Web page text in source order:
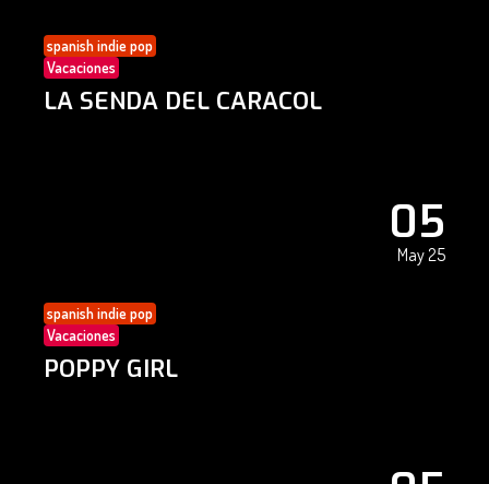
spanish indie pop
Vacaciones
LA SENDA DEL CARACOL
05
May 25
spanish indie pop
Vacaciones
POPPY GIRL